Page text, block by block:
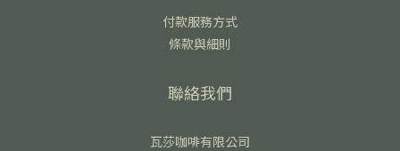
付款服務方式
條款與細則
聯絡我們
瓦莎咖啡有限公司